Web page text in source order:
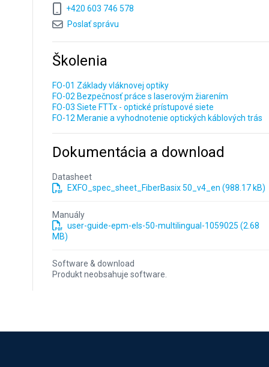
+420 603 746 578
Poslať správu
Školenia
FO-01 Základy vláknovej optiky
FO-02 Bezpečnosť práce s laserovým žiarením
FO-03 Siete FTTx - optické prístupové siete
FO-12 Meranie a vyhodnotenie optických káblových trás
Dokumentácia a download
Datasheet
EXFO_spec_sheet_FiberBasix 50_v4_en (988.17 kB)
Manuály
user-guide-epm-els-50-multilingual-1059025 (2.68
MB)
Software & download
Produkt neobsahuje software.